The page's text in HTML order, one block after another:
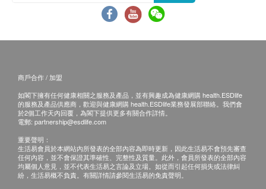
商戶合作 / 加盟
如閣下擁有任何健康相關之服務及產品，並有興趣成為健康網購 health.ESDlife
的服務及產品供應商，歡迎與健康網購 health.ESDlife業務發展部聯絡。我們會
於2個工作天內回覆，為閣下提供更多有關合作詳情。
電郵: partnership@esdlife.com
重要聲明：
生活易會員於本網站內所發表的全部內容為即時更新，因此生活易不會預先審查
任何內容，並不會保證其準確性、完整性及質量。此外，會員所發表的全部內容
均屬個人意見，並不代表生活易之言論及立場。如從而引起任何損失或法律糾
紛，生活易概不負責。有關詳情請參閱生活易的免責聲明。